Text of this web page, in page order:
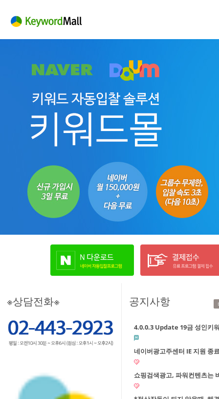
※상담전화※ 공지사항
4.0.0.3 Update 19금 성인키
네이버광고주센터 IE 지원 종
쇼핑검색광고, 파워컨텐츠는